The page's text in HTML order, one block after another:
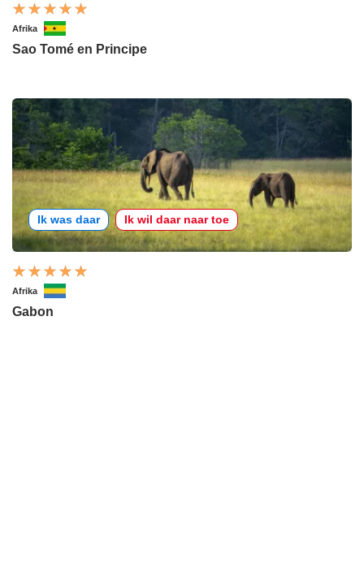
Afrika
Sao Tomé en Principe
Ik was daar Ik wil daar naar toe
Afrika
Gabon